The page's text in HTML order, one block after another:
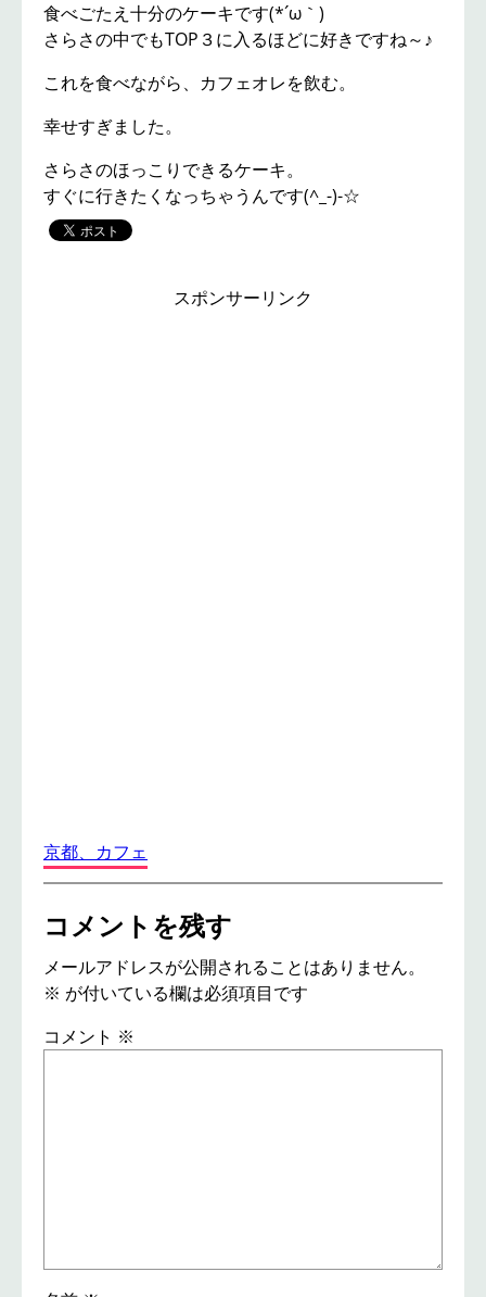
食べごたえ十分のケーキです(*´ω｀)
さらさの中でもTOP３に入るほどに好きですね～♪
これを食べながら、カフェオレを飲む。
幸せすぎました。
さらさのほっこりできるケーキ。
すぐに行きたくなっちゃうんです(^_-)-☆
スポンサーリンク
京都、カフェ
コメントを残す
メールアドレスが公開されることはありません。
※ が付いている欄は必須項目です
コメント ※